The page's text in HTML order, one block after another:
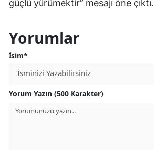
güçlü yürümektir” mesajı öne çıktı.
Yorumlar
İsim*
Yorum Yazın (500 Karakter)